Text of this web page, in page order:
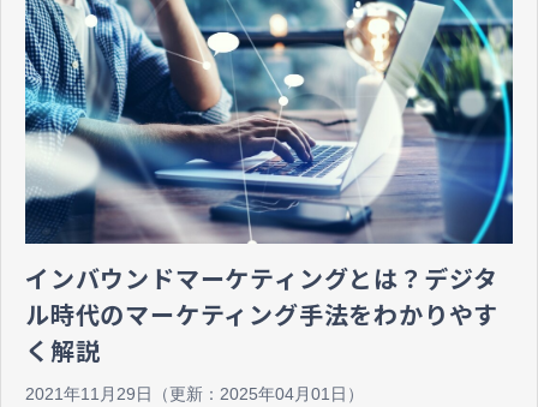
インバウンドマーケティングとは？デジタ
ル時代のマーケティング手法をわかりやす
く解説
2021年11月29日 （更新： 2025年04月01日 ）